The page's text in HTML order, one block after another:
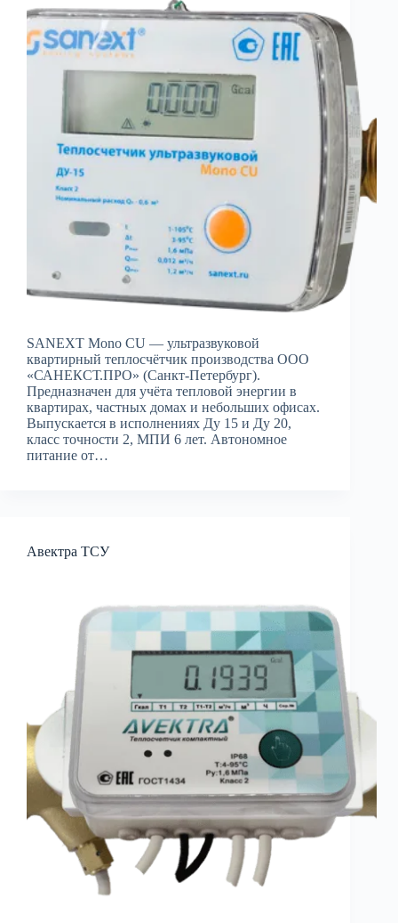
SANEXT Mono CU — ультразвуковой
квартирный теплосчётчик производства ООО
«САНЕКСТ.ПРО» (Санкт-Петербург).
Предназначен для учёта тепловой энергии в
квартирах, частных домах и небольших офисах.
Выпускается в исполнениях Ду 15 и Ду 20,
класс точности 2, МПИ 6 лет. Автономное
питание от…
Авектра ТСУ